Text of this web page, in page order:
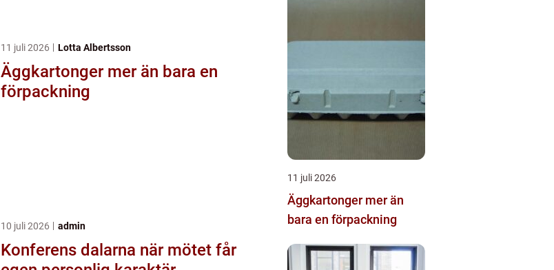
11 juli 2026 Lotta Albertsson
Äggkartonger mer än bara en
förpackning
10 juli 2026 admin
Konferens dalarna när mötet får
11 juli 2026
Äggkartonger mer än
bara en förpackning